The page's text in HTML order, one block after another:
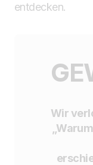
entdecken.
Wir